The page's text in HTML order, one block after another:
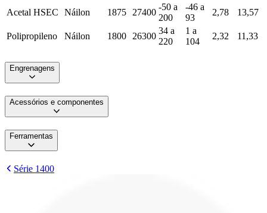
Acetal HSEC Náilon 1875 27400
-50 a
200
-46 a
93
2,78 13,57
Polipropileno Náilon 1800 26300
34 a
220
1 a
104
2,32 11,33
Engrenagens
Acessórios e componentes
Ferramentas
Série 1400